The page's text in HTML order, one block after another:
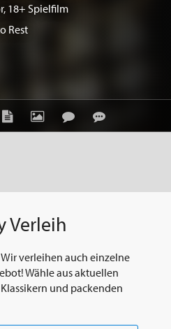
, 18+ Spielfilm
Rest
Verleih
verleihen auch einzelne
Wähle aus aktuellen
und packenden